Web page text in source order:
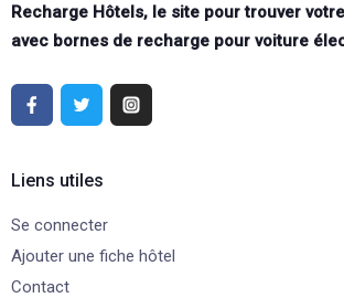
Recharge Hôtels, le site pour trouver
avec bornes de recharge pour voiture
Liens utiles
Se connecter
Ajouter une fiche hôtel
Contact